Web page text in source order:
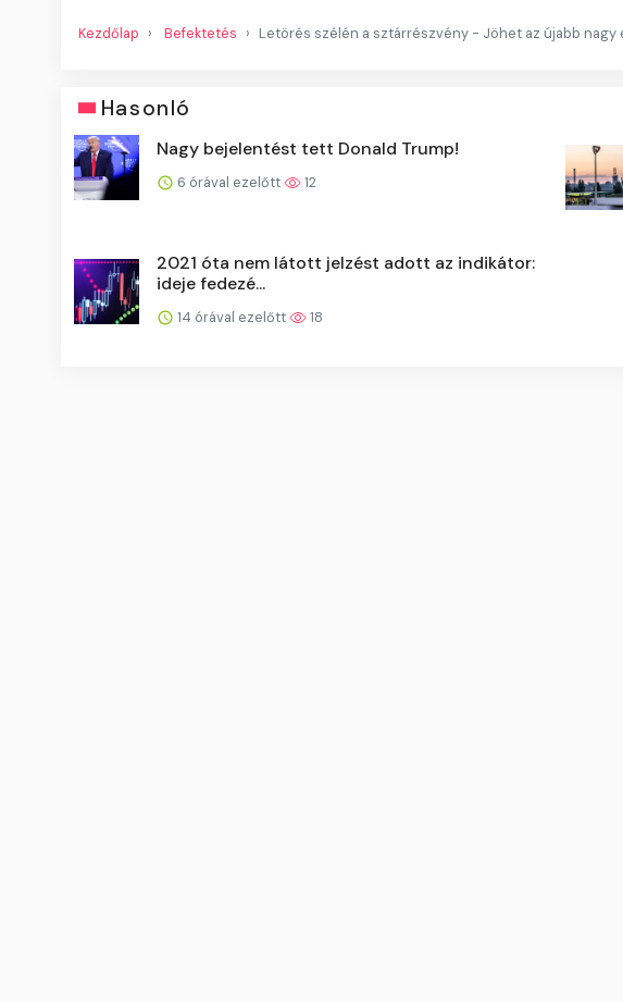
Kezdőlap Befektetés Letörés szélén a sztárrészvény - Jöhet az újabb nagy
Hasonló
Nagy bejelentést tett Donald Trump!
6 órával ezelőtt 12
2021 óta nem látott jelzést adott az indikátor:
ideje fedezé...
14 órával ezelőtt 18